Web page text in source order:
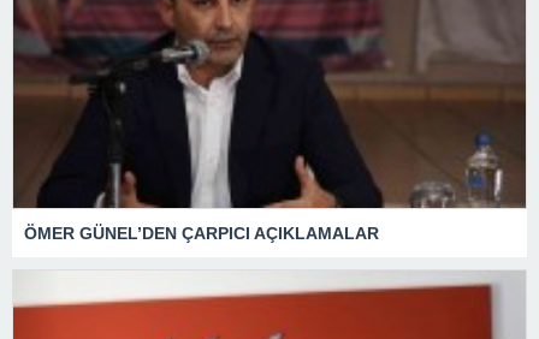
ÖMER GÜNEL’DEN ÇARPICI AÇIKLAMALAR